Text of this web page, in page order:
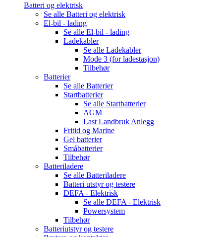
Batteri og elektrisk
Se alle Batteri og elektrisk
El-bil - lading
Se alle El-bil - lading
Ladekabler
Se alle Ladekabler
Mode 3 (for ladestasjon)
Tilbehør
Batterier
Se alle Batterier
Startbatterier
Se alle Startbatterier
AGM
Last Landbruk Anlegg
Fritid og Marine
Gel batterier
Småbatterier
Tilbehør
Batteriladere
Se alle Batteriladere
Batteri utstyr og testere
DEFA - Elektrisk
Se alle DEFA - Elektrisk
Powersystem
Tilbehør
Batteriutstyr og testere